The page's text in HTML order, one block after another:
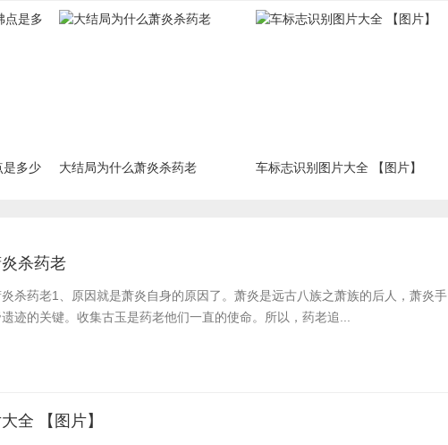
是多少 大结局为什么萧炎杀药老 车标志识别图片大全 【图片】
杀药老
杀药老​1、原因就是萧炎自身的原因了。萧炎是远古八族之萧族的后人，萧炎手
迹的关键。收集古玉是药老他们一直的使命。所以，药老追...
全 【图片】